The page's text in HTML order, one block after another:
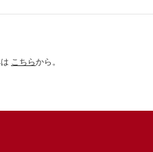
こちらから。